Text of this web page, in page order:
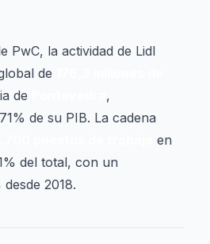
PwC, la actividad de Lidl
de
de
,
de su PIB. La cadena
en
del total, con un
2018.